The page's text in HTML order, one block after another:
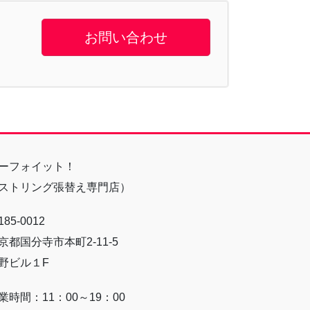
お問い合わせ
フォイット！
ストリング張替え専門店）
0012
都国分寺市本町2-11-5
ビル１F
時間：11：00～19：00